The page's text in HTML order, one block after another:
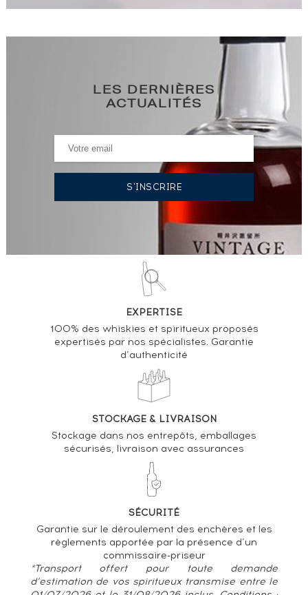
LES DERNIÈRES
ACTUALITÉS
EXPERTISE
100% des whiskies et spiritueux proposés
expertisés par nos spécialistes. Garantie
d’authenticité
STOCKAGE & LIVRAISON
Stockage dans nos entrepôts, emballages
sécurisés, livraison avec assurances
SÉCURITÉ
Garantie sur le déroulement des enchères et les
règlements apportée par la présence d’un
commissaire-priseur
*Transport offert pour toute demande
d’estimation de vos spiritueux transmise entre le